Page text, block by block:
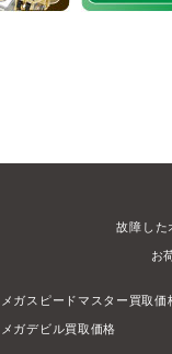
故障した
お
ガスピードマスター買取価
ガデビル買取価格